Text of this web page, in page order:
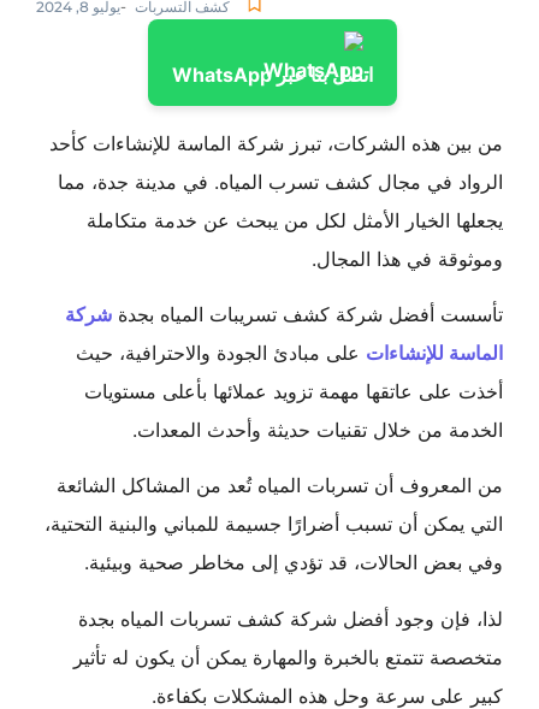
كشف التسربات -يوليو 8, 2024
اتصل بنا عبر WhatsApp
من بين هذه الشركات، تبرز شركة الماسة للإنشاءات كأحد
الرواد في مجال كشف تسرب المياه. في مدينة جدة، مما
يجعلها الخيار الأمثل لكل من يبحث عن خدمة متكاملة
وموثوقة في هذا المجال.
تأسست أفضل شركة كشف تسريبات المياه بجدة شركة
الماسة للإنشاءات على مبادئ الجودة والاحترافية، حيث
أخذت على عاتقها مهمة تزويد عملائها بأعلى مستويات
الخدمة من خلال تقنيات حديثة وأحدث المعدات.
من المعروف أن تسربات المياه تُعد من المشاكل الشائعة
التي يمكن أن تسبب أضرارًا جسيمة للمباني والبنية التحتية،
وفي بعض الحالات، قد تؤدي إلى مخاطر صحية وبيئية.
لذا، فإن وجود أفضل شركة كشف تسربات المياه بجدة
متخصصة تتمتع بالخبرة والمهارة يمكن أن يكون له تأثير
كبير على سرعة وحل هذه المشكلات بكفاءة.